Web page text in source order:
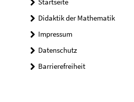
Didaktik der Mathematik
Impressum
Datenschutz
Barrierefreiheit